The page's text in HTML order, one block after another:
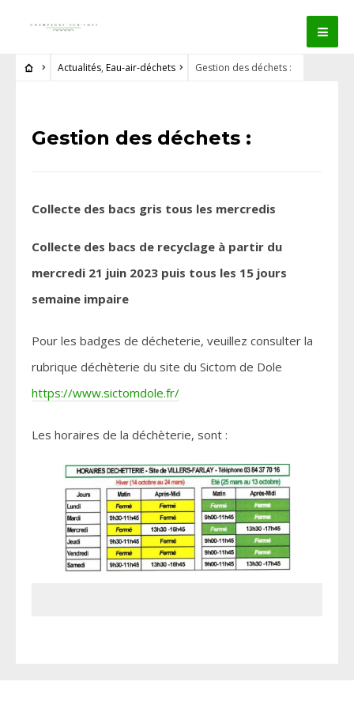
Actualités, Eau-air-déchets Gestion des déchets :
Gestion des déchets :
Collecte des bacs gris tous les mercredis
Collecte des bacs de recyclage à partir du
mercredi 21 juin 2023 puis tous les 15 jours
semaine impaire
Pour les badges de décheterie, veuillez consulter la
rubrique déchèterie du site du Sictom de Dole
https://www.sictomdole.fr/
Les horaires de la déchèterie, sont :